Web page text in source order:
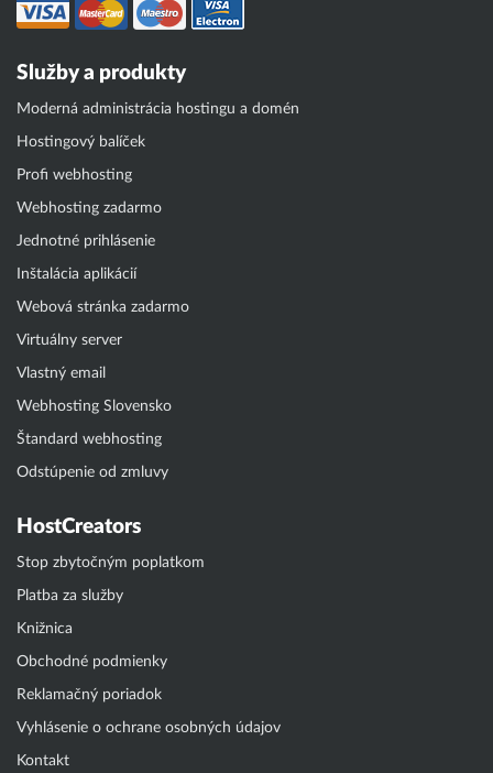
Služby a produkty
Moderná administrácia hostingu a domén
Hostingový balíček
Profi webhosting
Webhosting zadarmo
Jednotné prihlásenie
Inštalácia aplikácií
Webová stránka zadarmo
Virtuálny server
Vlastný email
Webhosting Slovensko
Štandard webhosting
Odstúpenie od zmluvy
HostCreators
Stop zbytočným poplatkom
Platba za služby
Knižnica
Obchodné podmienky
Reklamačný poriadok
Vyhlásenie o ochrane osobných údajov
Kontakt